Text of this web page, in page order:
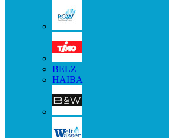
BELZ
HAIBA